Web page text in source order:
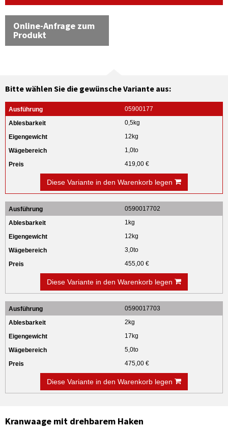
Online-Anfrage zum
Produkt
Bitte wählen Sie die gewünsche Variante aus:
05900177
0,5kg
12kg
1,0to
419,00 €
Diese Variante in den Warenkorb legen
0590017702
1kg
12kg
3,0to
455,00 €
Diese Variante in den Warenkorb legen
0590017703
2kg
17kg
5,0to
475,00 €
Diese Variante in den Warenkorb legen
Kranwaage mit drehbarem Haken